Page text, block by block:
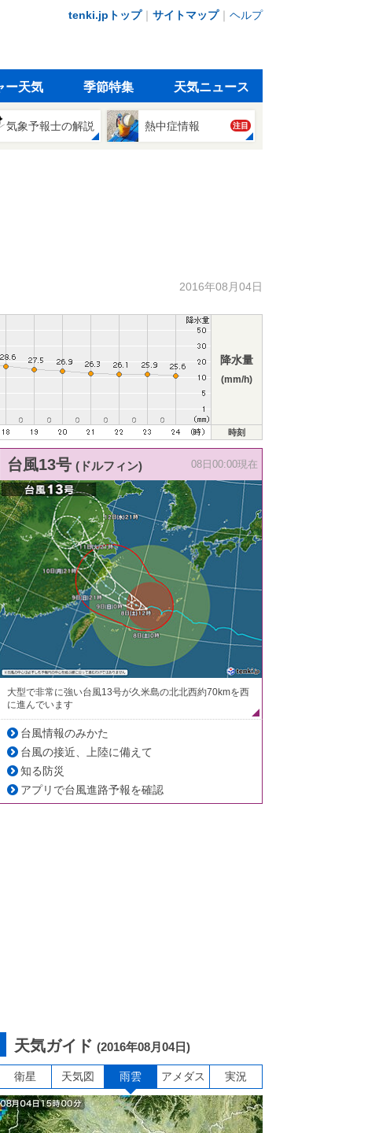
tenki.jpトップ｜ サイトマップ｜ ヘルプ
ー天気 季節特集 天気ニュース
気象予報士の解説 熱中症情報 注目
2016年08月04日
降水量
(mm/h)
時刻
台風13号 (ドルフィン) 08日00:00現在
大型で非常に強い台風13号が久米島の北北西約70kmを西
に進んでいます
台風情報のみかた
台風の接近、上陸に備えて
知る防災
アプリで台風進路予報を確認
天気ガイド (2016年08月04日)
衛星 天気図 雨雲 アメダス 実況